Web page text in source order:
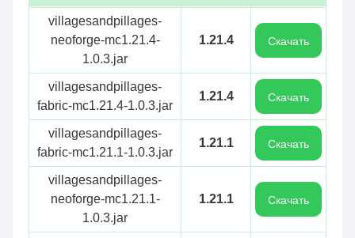
villagesandpillages-
neoforge-mc1.21.4-
1.0.3.jar
1.21.4 Скачать
villagesandpillages-
fabric-mc1.21.4-1.0.3.jar
1.21.4 Скачать
villagesandpillages-
fabric-mc1.21.1-1.0.3.jar
1.21.1 Скачать
villagesandpillages-
neoforge-mc1.21.1-
1.0.3.jar
1.21.1 Скачать